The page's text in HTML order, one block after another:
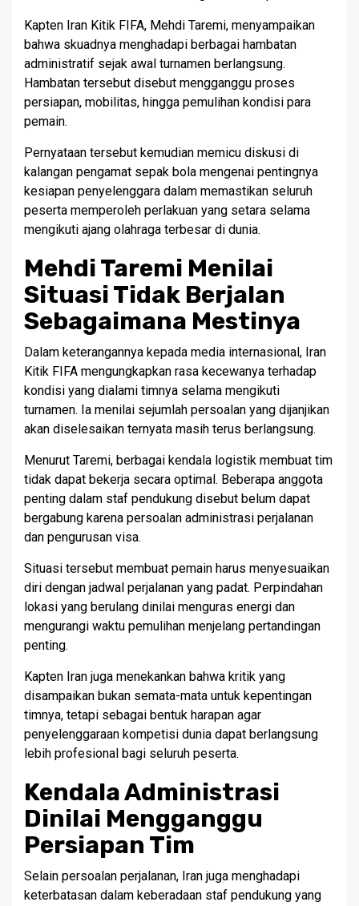
Kapten Iran Kitik FIFA, Mehdi Taremi, menyampaikan
bahwa skuadnya menghadapi berbagai hambatan
administratif sejak awal turnamen berlangsung.
Hambatan tersebut disebut mengganggu proses
persiapan, mobilitas, hingga pemulihan kondisi para
pemain.
Pernyataan tersebut kemudian memicu diskusi di
kalangan pengamat sepak bola mengenai pentingnya
kesiapan penyelenggara dalam memastikan seluruh
peserta memperoleh perlakuan yang setara selama
mengikuti ajang olahraga terbesar di dunia.
Mehdi Taremi Menilai
Situasi Tidak Berjalan
Sebagaimana Mestinya
Dalam keterangannya kepada media internasional, Iran
Kitik FIFA mengungkapkan rasa kecewanya terhadap
kondisi yang dialami timnya selama mengikuti
turnamen. Ia menilai sejumlah persoalan yang dijanjikan
akan diselesaikan ternyata masih terus berlangsung.
Menurut Taremi, berbagai kendala logistik membuat tim
tidak dapat bekerja secara optimal. Beberapa anggota
penting dalam staf pendukung disebut belum dapat
bergabung karena persoalan administrasi perjalanan
dan pengurusan visa.
Situasi tersebut membuat pemain harus menyesuaikan
diri dengan jadwal perjalanan yang padat. Perpindahan
lokasi yang berulang dinilai menguras energi dan
mengurangi waktu pemulihan menjelang pertandingan
penting.
Kapten Iran juga menekankan bahwa kritik yang
disampaikan bukan semata-mata untuk kepentingan
timnya, tetapi sebagai bentuk harapan agar
penyelenggaraan kompetisi dunia dapat berlangsung
lebih profesional bagi seluruh peserta.
Kendala Administrasi
Dinilai Mengganggu
Persiapan Tim
Selain persoalan perjalanan, Iran juga menghadapi
keterbatasan dalam keberadaan staf pendukung yang